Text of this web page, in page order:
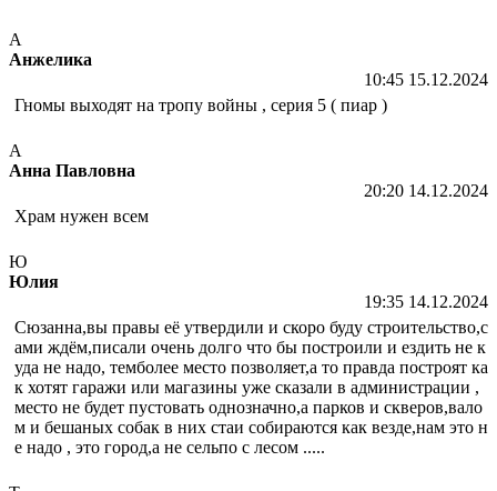
А
Анжелика
10:45 15.12.2024
Гномы выходят на тропу войны , серия 5 ( пиар )
А
Анна Павловна
20:20 14.12.2024
Храм нужен всем
Ю
Юлия
19:35 14.12.2024
Сюзанна,вы правы её утвердили и скоро буду строительство,с
ами ждём,писали очень долго что бы построили и ездить не к
уда не надо, темболее место позволяет,а то правда построят ка
к хотят гаражи или магазины уже сказали в администрации ,
место не будет пустовать однозначно,а парков и скверов,вало
м и бешаных собак в них стаи собираются как везде,нам это н
е надо , это город,а не сельпо с лесом .....